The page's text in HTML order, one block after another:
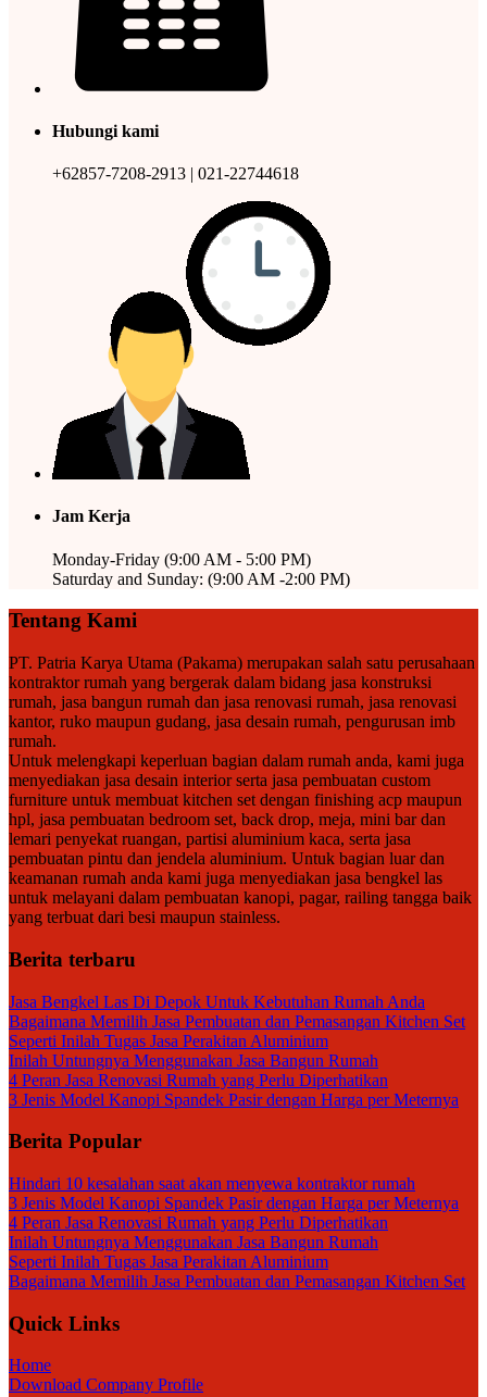
Hubungi kami
+62857-7208-2913 | 021-22744618
Jam Kerja
Monday-Friday (9:00 AM - 5:00 PM)
Saturday and Sunday: (9:00 AM -2:00 PM)
Tentang Kami
PT. Patria Karya Utama (Pakama) merupakan salah satu perusahaan
kontraktor rumah yang bergerak dalam bidang jasa konstruksi
rumah, jasa bangun rumah dan jasa renovasi rumah, jasa renovasi
kantor, ruko maupun gudang, jasa desain rumah, pengurusan imb
rumah.
Untuk melengkapi keperluan bagian dalam rumah anda, kami juga
menyediakan jasa desain interior serta jasa pembuatan custom
furniture untuk membuat kitchen set dengan finishing acp maupun
hpl, jasa pembuatan bedroom set, back drop, meja, mini bar dan
lemari penyekat ruangan, partisi aluminium kaca, serta jasa
pembuatan pintu dan jendela aluminium. Untuk bagian luar dan
keamanan rumah anda kami juga menyediakan jasa bengkel las
untuk melayani dalam pembuatan kanopi, pagar, railing tangga baik
yang terbuat dari besi maupun stainless.
Berita terbaru
Jasa Bengkel Las Di Depok Untuk Kebutuhan Rumah Anda
Bagaimana Memilih Jasa Pembuatan dan Pemasangan Kitchen Set
Seperti Inilah Tugas Jasa Perakitan Aluminium
Inilah Untungnya Menggunakan Jasa Bangun Rumah
4 Peran Jasa Renovasi Rumah yang Perlu Diperhatikan
3 Jenis Model Kanopi Spandek Pasir dengan Harga per Meternya
Berita Popular
Hindari 10 kesalahan saat akan menyewa kontraktor rumah
3 Jenis Model Kanopi Spandek Pasir dengan Harga per Meternya
4 Peran Jasa Renovasi Rumah yang Perlu Diperhatikan
Inilah Untungnya Menggunakan Jasa Bangun Rumah
Seperti Inilah Tugas Jasa Perakitan Aluminium
Bagaimana Memilih Jasa Pembuatan dan Pemasangan Kitchen Set
Quick Links
Home
Download Company Profile